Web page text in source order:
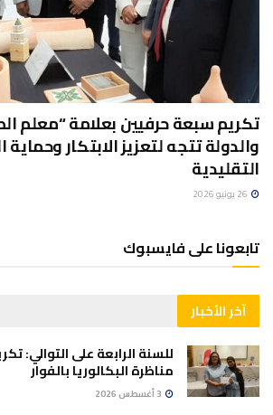
تكريم سبعة حرفيين بعلامة “معلم
والدولة تتجه لتعزيز الابتكار
التقليدية
تابعونا على فايسبوك
آخر الأخبار
للسنة الرابعة على التوالي:
مناظرة البكالوريا بالفوار